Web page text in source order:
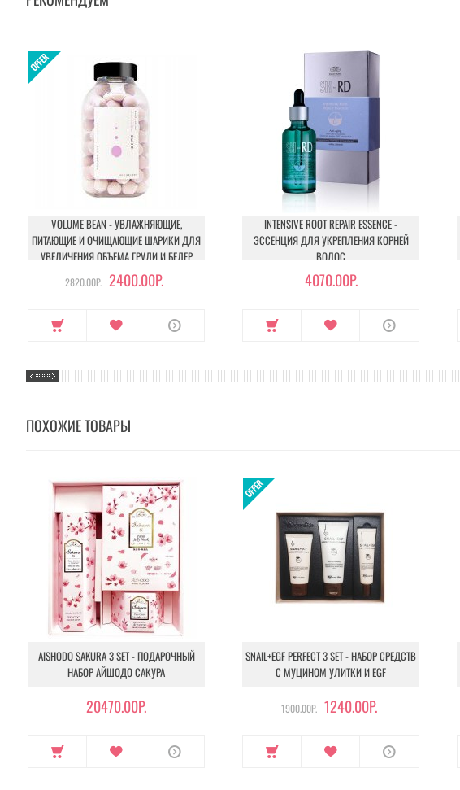
VOLUME BEAN - УВЛАЖНЯЮЩИЕ,
ПИТАЮЩИЕ И ОЧИЩАЮЩИЕ ШАРИКИ ДЛЯ
УВЕЛИЧЕНИЯ ОБЪЕМА ГРУДИ И БЕДЕР
2820.00Р. 2400.00Р.
INTENSIVE ROOT REPAIR ESSENCE -
ЭССЕНЦИЯ ДЛЯ УКРЕПЛЕНИЯ КОРНЕЙ
ВОЛОС
4070.00Р.
ПОХОЖИЕ ТОВАРЫ
AISHODO SAKURA 3 SET - ПОДАРОЧНЫЙ
НАБОР АЙШОДО САКУРА
20470.00Р.
SNAIL+EGF PERFECT 3 SET - НАБОР СРЕДСТВ
С МУЦИНОМ УЛИТКИ И EGF
1900.00Р. 1240.00Р.